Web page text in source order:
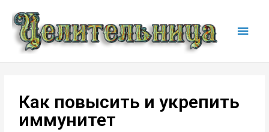
Как повысить и укрепить
иммунитет